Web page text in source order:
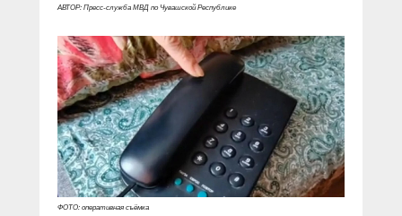
Социальные ролики
Документальные фильмы
Прямой разговор
Специальный репортаж
КиберПОСТОВОЙ
Журнал «Полиция России»
Контакты
Вакансии
АВТОР: Пресс-служба МВД по Чувашской Республике
ФОТО: оперативная съёмка